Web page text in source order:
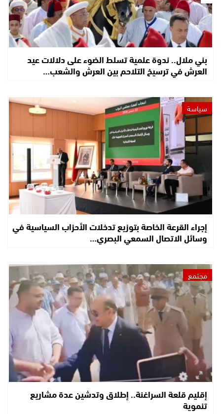
بني ملال.. ندوة علمية تسلط الضوء على دلالات عيد
العرش في ترسيخ التلاحم بين العرش والشعب…
سياسة
إجراء القرعة الخاصة بتوزيع تدخلات الأحزاب السياسية في
وسائل الاتصال السمعي البصري…
مجتمع
إقليم قلعة السراغنة.. إطلاق وتدشين عدة مشاريع
تنموية